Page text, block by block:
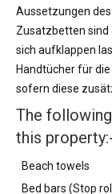
Aussetzungen
Zusatzbetten sind
sich aufklappen
Handtücher für
sofern diese
The
this
Beach towels
Bed bars (Stop